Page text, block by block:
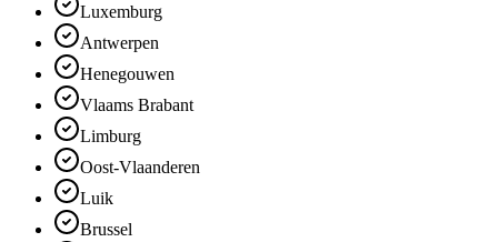
Luxemburg
Antwerpen
Henegouwen
Vlaams Brabant
Limburg
Oost-Vlaanderen
Luik
Brussel